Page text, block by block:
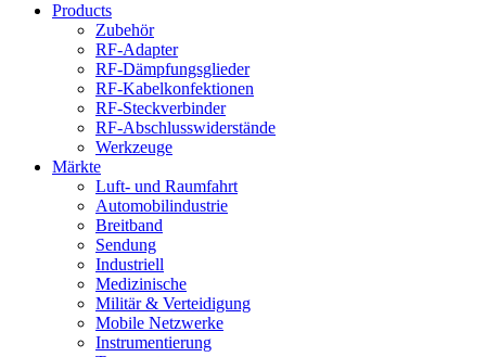
Products
Zubehör
RF-Adapter
RF-Dämpfungsglieder
RF-Kabelkonfektionen
RF-Steckverbinder
RF-Abschlusswiderstände
Werkzeuge
Märkte
Luft- und Raumfahrt
Automobilindustrie
Breitband
Sendung
Industriell
Medizinische
Militär & Verteidigung
Mobile Netzwerke
Instrumentierung